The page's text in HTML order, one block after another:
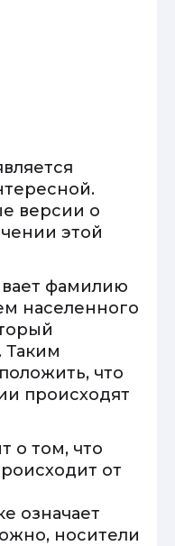
версии о
этой
фамилию
населенного
Таким
что
происходят
о том, что
от
означает
носители